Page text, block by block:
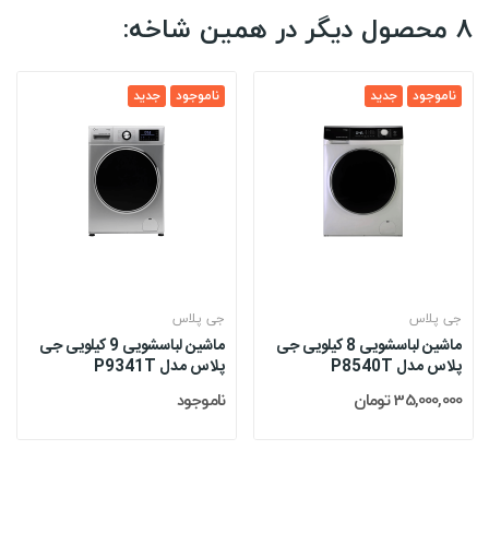
8 محصول دیگر در همین شاخه:
جدید ناموجود
جی پلاس
ماشین لباسشویی 9 کیلویی جی
پلاس مدل P9341T
ناموجود
جدید ناموجود
جی پلاس
ماشین لباسشویی 8 کیلویی جی
پلاس مدل P8540T
35,000,000 تومان